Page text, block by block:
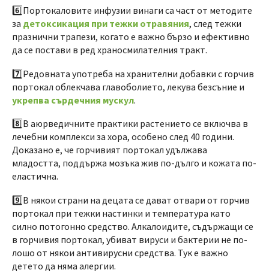
6️⃣Портокаловите инфузии винаги са част от методите
за детоксикация при тежки отравяния, след тежки
празнични трапези, когато е важно бързо и ефективно
да се постави в ред храносмилателния тракт.
7️⃣Редовната употреба на хранителни добавки с горчив
портокал облекчава главоболието, лекува безсъние и
укрепва сърдечния мускул.
8️⃣В аюрведичните практики растението се включва в
лечебни комплекси за хора, особено след 40 години.
Доказано е, че горчивият портокал удължава
младостта, поддържа мозъка жив по-дълго и кожата по-
еластична.
9️⃣В някои страни на децата се дават отвари от горчив
портокал при тежки настинки и температура като
силно потогонно средство. Алкалоидите, съдържащи се
в горчивия портокал, убиват вируси и бактерии не по-
лошо от някои антивирусни средства. Тук е важно
детето да няма алергии.